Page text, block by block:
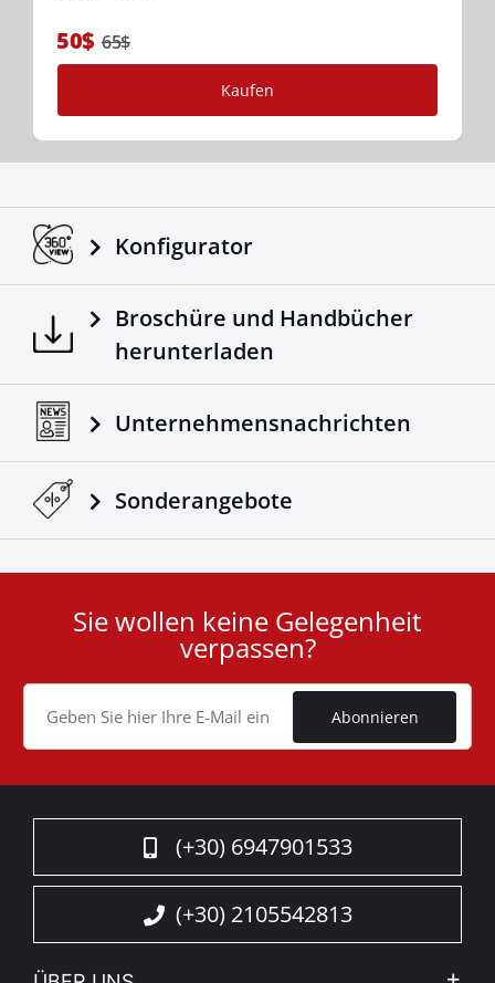
50$ 65$
Kaufen
Konfigurator
Broschüre und Handbücher
herunterladen
Unternehmensnachrichten
Sonderangebote
Cookie
Sie wollen keine Gelegenheit
verpassen?
Abonnieren
(+30) 6947901533
(+30) 2105542813